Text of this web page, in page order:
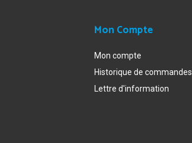
Mon Compte
Mon compte
Historique de commandes
Lettre d'information